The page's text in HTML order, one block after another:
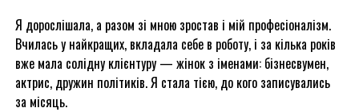
Я дорослішала, а разом зі мною зростав і мій професіоналізм.
Вчилась у найкращих, вкладала себе в роботу, і за кілька років
вже мала солідну клієнтуру — жінок з іменами: бізнесвумен,
актрис, дружин політиків. Я стала тією, до кого записувались
за місяць.